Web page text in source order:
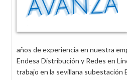
años de experiencia en nuestra
Endesa Distribución y Redes en
trabajo en la sevillana subestación